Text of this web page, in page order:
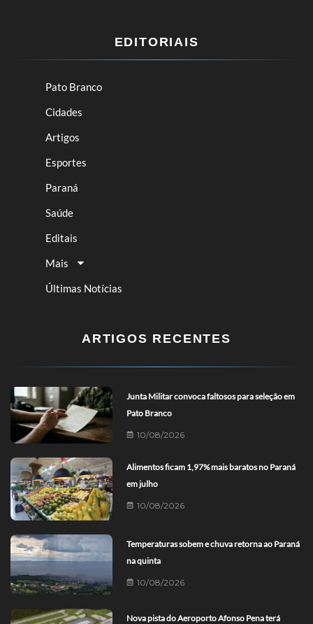
EDITORIAIS
Pato Branco
Cidades
Artigos
Esportes
Paraná
Saúde
Editais
Mais
Últimas Notícias
ARTIGOS RECENTES
Junta Militar convoca faltosos para seleção em
Pato Branco
10/08/2026
Alimentos ficam 1,97% mais baratos no Paraná
em julho
10/08/2026
Temperaturas sobem e chuva retorna ao Paraná
na quinta
10/08/2026
Nova pista do Aeroporto Afonso Pena terá